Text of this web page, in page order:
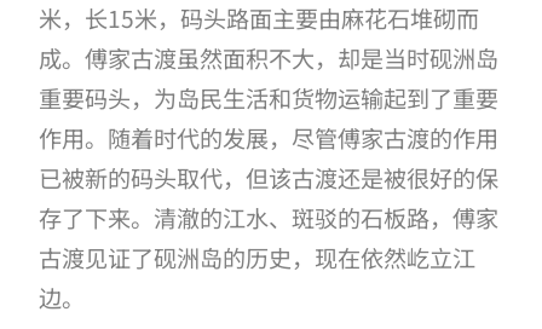
米，长15米，码头路面主要由麻花石堆砌而
成。傅家古渡虽然面积不大，却是当时砚洲岛
重要码头，为岛民生活和货物运输起到了重要
作用。随着时代的发展，尽管傅家古渡的作用
已被新的码头取代，但该古渡还是被很好的保
存了下来。清澈的江水、斑驳的石板路，傅家
古渡见证了砚洲岛的历史，现在依然屹立江
边。